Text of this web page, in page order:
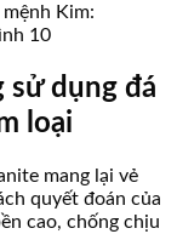
Kim:
10
sử dụng đá
loại
mang lại vẻ
quyết đoán của
cao, chống chịu